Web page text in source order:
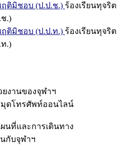
ฤติมิชอบ (ป.ป.ช.) ร้องเรียนทุจริต
.)
ฤติมิชอบ (ป.ป.ท.) ร้องเรียนทุจริต
.)
งานของจุฬาฯ
ดโทรศัพท์ออนไลน์
นที่และการเดินทาง
กับจุฬาฯ